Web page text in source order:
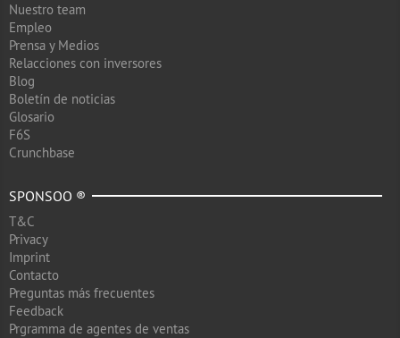
Nuestro team
Empleo
Prensa y Medios
Relacciones con inversores
Blog
Boletín de noticias
Glosario
F6S
Crunchbase
SPONSOO ®
T&C
Privacy
Imprint
Contacto
Preguntas más frecuentes
Feedback
Prgramma de agentes de ventas